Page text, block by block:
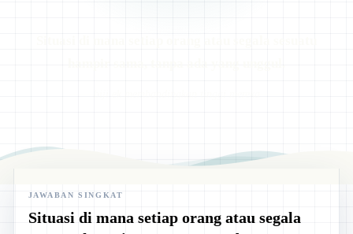
JAWABAN SINGKAT
Situasi di mana setiap orang atau segala